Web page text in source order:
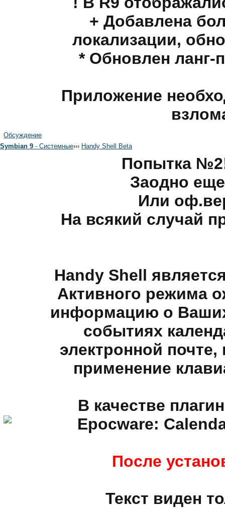
+ Добавлена
локализации,
* Обновлен ланг-
Приложение
Обсуждение
Symbian 9 - Системные››› Handy Shell Beta
Попытка
Заодно
Или
На всякий случай
Handy Shell
Активного режима
информацию о
событиях
электронной
применение
В качестве
Epocware:
После
Текст виден